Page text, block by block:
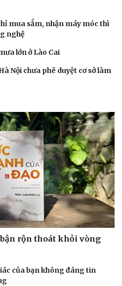
Giải trí
Nghệ sĩ
Thời trang
Sao Việt
mua sắm, nhận máy móc thì
nghệ
lớn ở Lào Cai
Nội chưa phê duyệt cơ sở làm
rộn thoát khỏi vòng
của bạn không đáng tin